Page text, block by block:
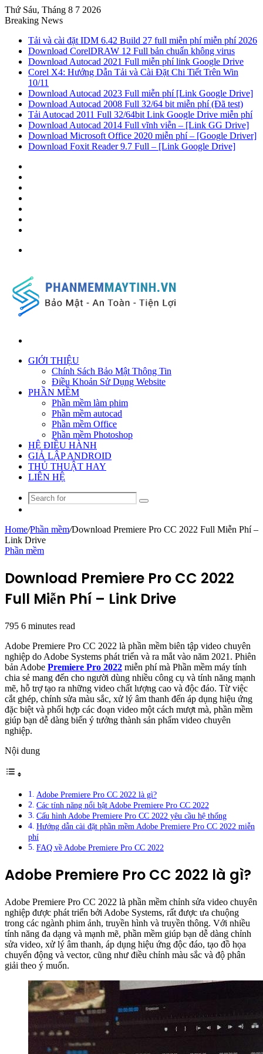
Thứ Sáu, Tháng 8 7 2026
Breaking News
Tải và cài đặt IDM 6.42 Build 27 full miễn phí miễn phí 2026
Download CorelDRAW 12 Full bản chuẩn không virus
Download Autocad 2021 Full miễn phí link Google Drive
Corel X4: Hướng Dẫn Tải và Cài Đặt Chi Tiết Trên Win
10/11
Download Autocad 2023 Full miễn phí [Link Google Drive]
Download Autocad 2008 Full 32/64 bit miễn phí (Đã test)
Tải Autocad 2011 Full 32/64bit Link Google Drive miễn phí
Download Autocad 2014 Full vĩnh viễn – [Link GG Drive]
Download Microsoft Office 2020 miễn phí – [Google Driver]
Download Foxit Reader 9.7 Full – [Link Google Drive]
GIỚI THIỆU
Chính Sách Bảo Mật Thông Tin
Điều Khoản Sử Dụng Website
PHẦN MỀM
Phần mềm làm phim
Phần mềm autocad
Phần mềm Office
Phần mềm Photoshop
HỆ ĐIỀU HÀNH
GIẢ LẬP ANDROID
THỦ THUẬT HAY
LIÊN HỆ
Search
Home/Phần mềm/Download Premiere Pro CC 2022 Full Miễn Phí –
Link Drive
Phần mềm
Download Premiere Pro CC 2022
Full Miễn Phí – Link Drive
795 6 minutes read
Adobe Premiere Pro CC 2022 là phần mềm biên tập video chuyên
nghiệp do Adobe Systems phát triển và ra mắt vào năm 2021. Phiên
bản Adobe Premiere Pro 2022 miễn phí mà Phần mềm máy tính
chia sẻ mang đến cho người dùng nhiều công cụ và tính năng mạnh
mẽ, hỗ trợ tạo ra những video chất lượng cao và độc đáo. Từ việc
cắt ghép, chỉnh sửa màu sắc, xử lý âm thanh đến áp dụng hiệu ứng
đặc biệt và phối hợp các đoạn video một cách mượt mà, phần mềm
giúp bạn dễ dàng biến ý tưởng thành sản phẩm video chuyên
nghiệp.
Nội dung
Adobe Premiere Pro CC 2022 là gì?
Các tính năng nổi bật Adobe Premiere Pro CC 2022
Cấu hình Adobe Premiere Pro CC 2022 yêu cầu hệ thống
Hướng dẫn cài đặt phần mềm Adobe Premiere Pro CC 2022 miễn
phí
FAQ về Adobe Premiere Pro CC 2022
Adobe Premiere Pro CC 2022 là gì?
Adobe Premiere Pro CC 2022 là phần mềm chỉnh sửa video chuyên
nghiệp được phát triển bởi Adobe Systems, rất được ưa chuộng
trong các ngành phim ảnh, truyền hình và truyền thông. Với nhiều
tính năng đa dạng và mạnh mẽ, phần mềm giúp bạn dễ dàng chỉnh
sửa video, xử lý âm thanh, áp dụng hiệu ứng độc đáo, tạo đồ họa
chuyển động và vector, cũng như điều chỉnh màu sắc và độ phân
giải theo ý muốn.